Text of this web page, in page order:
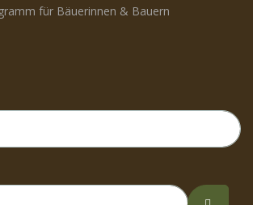
für Bäuerinnen & Bauern